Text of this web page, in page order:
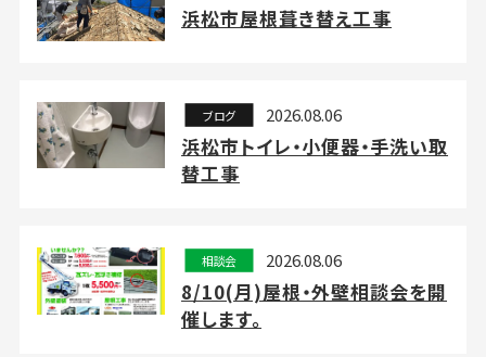
浜松市屋根葺き替え工事
ブログ 2026.08.06
浜松市トイレ・小便器・手洗い取
替工事
相談会 2026.08.06
8/10(月)屋根・外壁相談会を開
催します。